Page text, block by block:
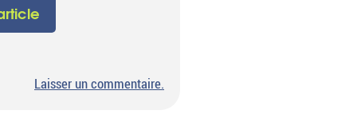
Laisser un commentairesur
.